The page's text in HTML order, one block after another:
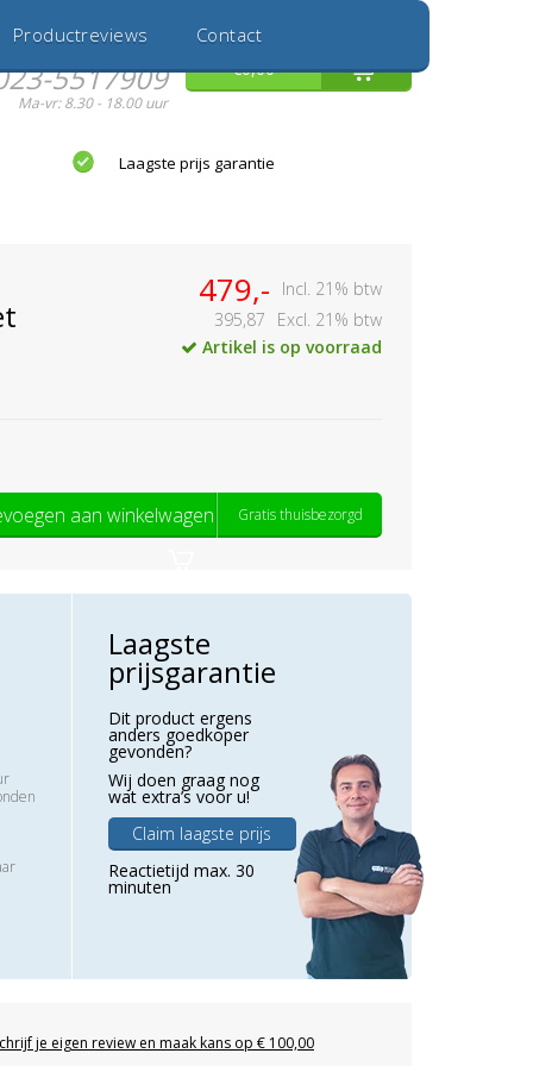
Inloggen
Hulp nodig?
5517909
Ma-vr: 8.30 - 18.00 uur
€0,00
Productreviews Contact
Laagste prijs garantie
479,-
Incl. 21% btw
395,87
Excl. 21% btw
Artikel is op voorraad
aan winkelwagen Gratis thuisbezorgd
Laagste
prijsgarantie
Dit product ergens
anders goedkoper
gevonden?
Wij doen graag nog
wat extra’s voor u!
Claim laagste prijs
Reactietijd max. 30
minuten
je eigen review en maak kans op € 100,00